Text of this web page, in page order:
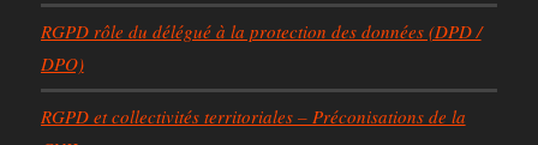
RGPD rôle du délégué à la protection des données (DPD /
DPO)
RGPD et collectivités territoriales – Préconisations de la